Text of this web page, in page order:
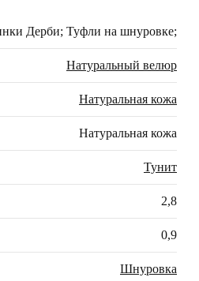
Дерби; Туфли на шнуровке;
Натуральный велюр
Натуральная кожа
Натуральная кожа
Тунит
2,8
0,9
Шнуровка